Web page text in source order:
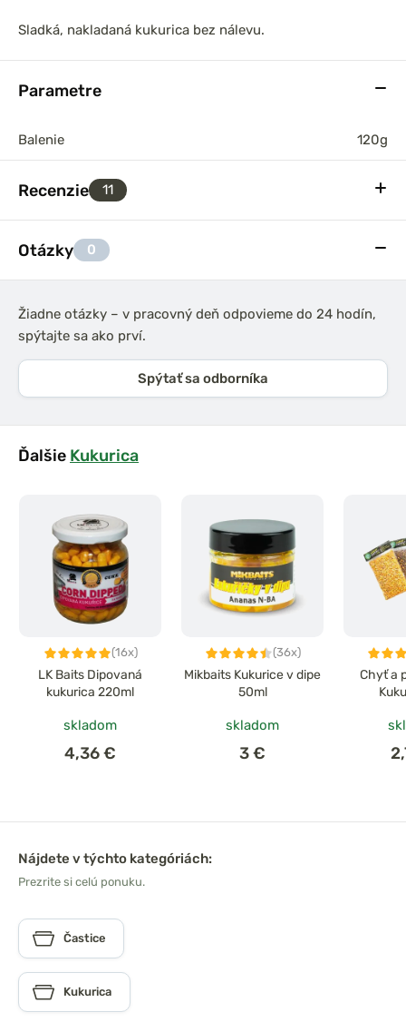
Sladká, nakladaná kukurica bez nálevu.
Parametre
Balenie 120g
Recenzie 11
Otázky 0
Žiadne otázky – v pracovný deň odpovieme do 24 hodín,
spýtajte sa ako prví.
Spýtať sa odborníka
Ďalšie Kukurica
(16x)
LK Baits Dipovaná
kukurica 220ml
skladom
4,36 €
(36x)
Mikbaits Kukurice v dipe
50ml
skladom
3 €
Chyť a
Nájdete v týchto kategóriách:
Prezrite si celú ponuku.
Častice
Kukurica